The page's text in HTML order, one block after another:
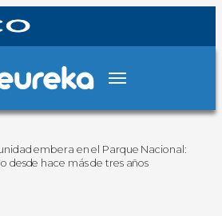
embera en el Parque Nacional:
desde hace más de tres años